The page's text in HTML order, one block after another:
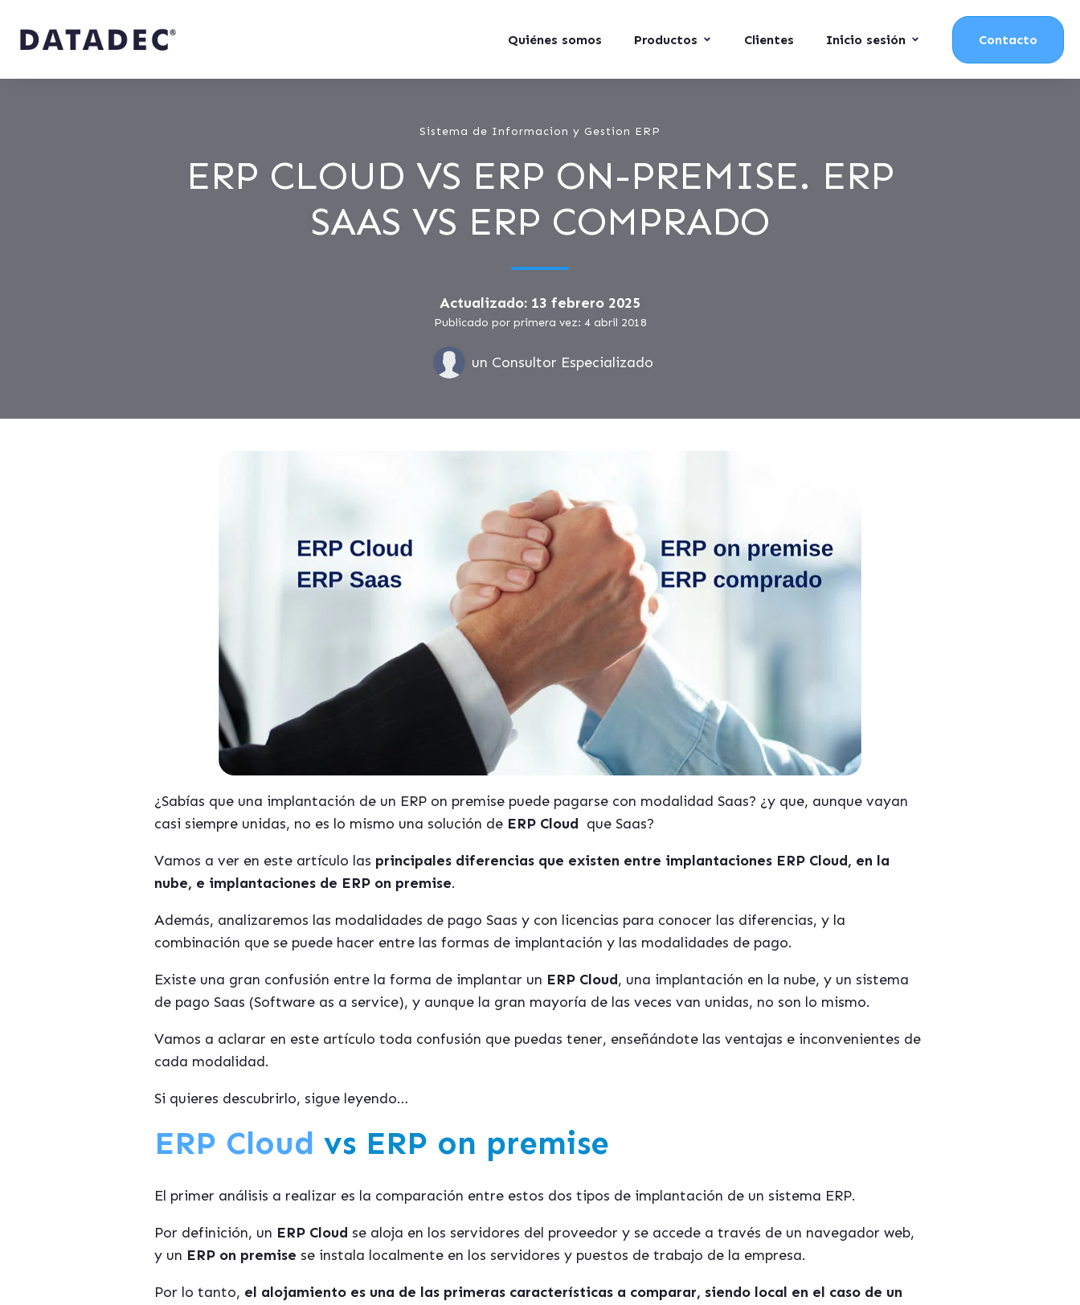
Quiénes somos Productos Clientes Inicio sesión Contacto
Sistema de Informacion y Gestion ERP
ERP CLOUD VS ERP ON-PREMISE. ERP
SAAS VS ERP COMPRADO
Actualizado: 13 febrero 2025
Publicado por primera vez: 4 abril 2018
un Consultor Especializado
¿Sabías que una implantación de un ERP on premise puede pagarse con modalidad Saas? ¿y que, aunque vayan
casi siempre unidas, no es lo mismo una solución de ERP Cloud que Saas?
Vamos a ver en este artículo las principales diferencias que existen entre implantaciones ERP Cloud, en la
nube, e implantaciones de ERP on premise.
Además, analizaremos las modalidades de pago Saas y con licencias para conocer las diferencias, y la
combinación que se puede hacer entre las formas de implantación y las modalidades de pago.
Existe una gran confusión entre la forma de implantar un ERP Cloud, una implantación en la nube, y un sistema
de pago Saas (Software as a service), y aunque la gran mayoría de las veces van unidas, no son lo mismo.
Vamos a aclarar en este artículo toda confusión que puedas tener, enseñándote las ventajas e inconvenientes de
cada modalidad.
Si quieres descubrirlo, sigue leyendo…
ERP Cloud vs ERP on premise
El primer análisis a realizar es la comparación entre estos dos tipos de implantación de un sistema ERP.
Por definición, un ERP Cloud se aloja en los servidores del proveedor y se accede a través de un navegador web,
y un ERP on premise se instala localmente en los servidores y puestos de trabajo de la empresa.
Por lo tanto, el alojamiento es una de las primeras características a comparar, siendo local en el caso de un